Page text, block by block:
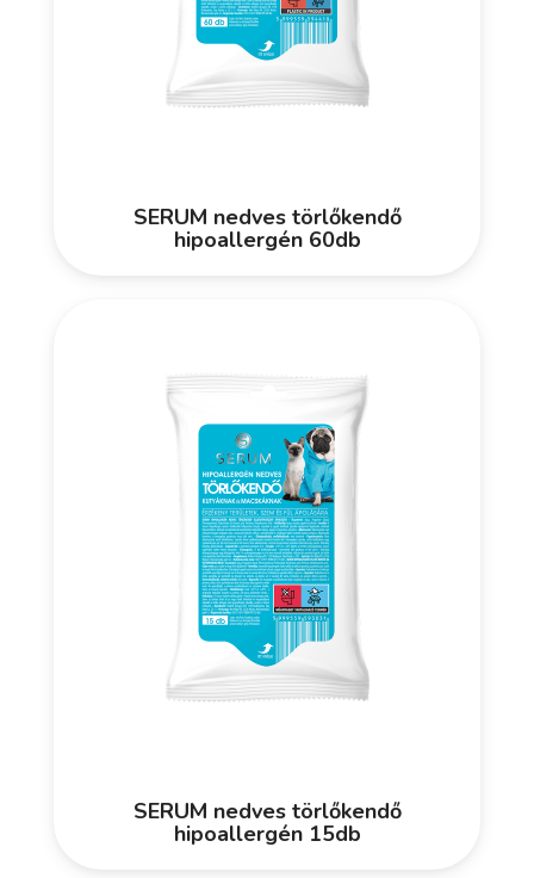
SERUM nedves törlőkendő
hipoallergén 60db
SERUM nedves törlőkendő
hipoallergén 15db